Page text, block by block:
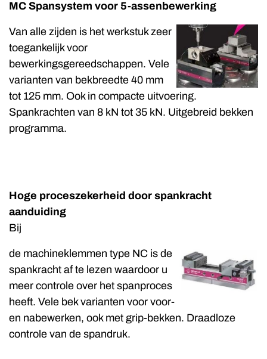
MC Spansystem voor 5-assenbewerking
Van alle zijden is het werkstuk zeer
toegankelijk voor
bewerkingsgereedschappen. Vele
varianten van bekbreedte 40 mm
tot 125 mm. Ook in compacte uitvoering.
Spankrachten van 8 kN tot 35 kN. Uitgebreid bekken
programma.
Hoge proceszekerheid door spankracht
aanduiding
Bij
de machineklemmen type NC is de
spankracht af te lezen waardoor u
meer controle over het spanproces
heeft. Vele bek varianten voor voor-
en nabewerken, ook met grip-bekken. Draadloze
controle van de spandruk.